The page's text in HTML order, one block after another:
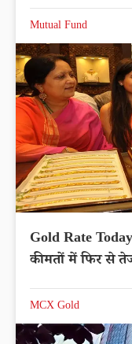
Mutual Fund
Gold Rate
कीमतों में फिर से
MCX Gold